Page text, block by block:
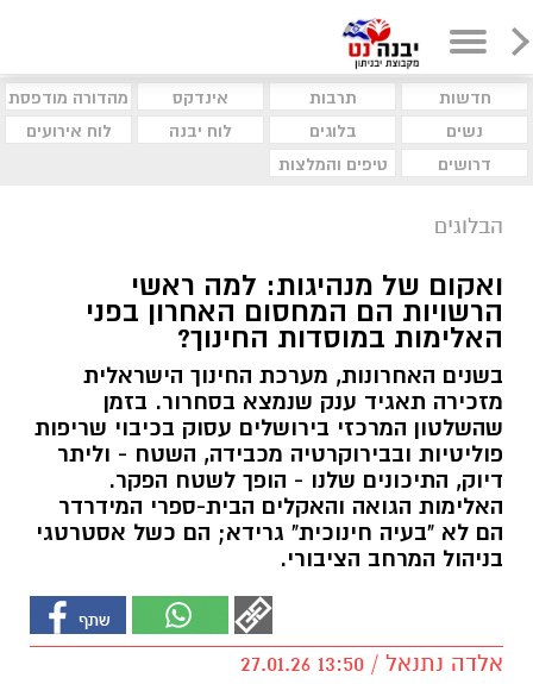
חדשות תרבות אינדקס
מהדורה מודפסת
נשים
בלוגים לוח יבנה
לוח אירועים
דרושים
טיפים והמלצות
הבלוגים
ואקום של מנהיגות: למה ראשי
הרשויות הם המחסום האחרון בפני
האלימות במוסדות החינוך?
בשנים האחרונות, מערכת החינוך הישראלית
מזכירה תאגיד ענק שנמצא בסחרור. בזמן
שהשלטון המרכזי בירושלים עסוק בכיבוי שריפות
פוליטיות ובבירוקרטיה מכבידה, השטח - וליתר
דיוק, התיכונים שלנו - הופך לשטח הפקר.
האלימות הגואה והאקלים הבית-ספרי המידרדר
הם לא "בעיה חינוכית" גרידא; הם כשל אסטרטגי
בניהול המרחב הציבורי.
אלדה נתנאל / 13:50 27.01.26